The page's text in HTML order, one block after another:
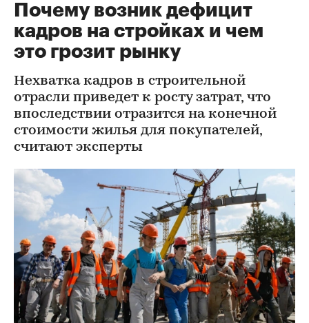
Почему возник дефицит
кадров на стройках и чем
это грозит рынку
Нехватка кадров в строительной
отрасли приведет к росту затрат, что
впоследствии отразится на конечной
стоимости жилья для покупателей,
считают эксперты